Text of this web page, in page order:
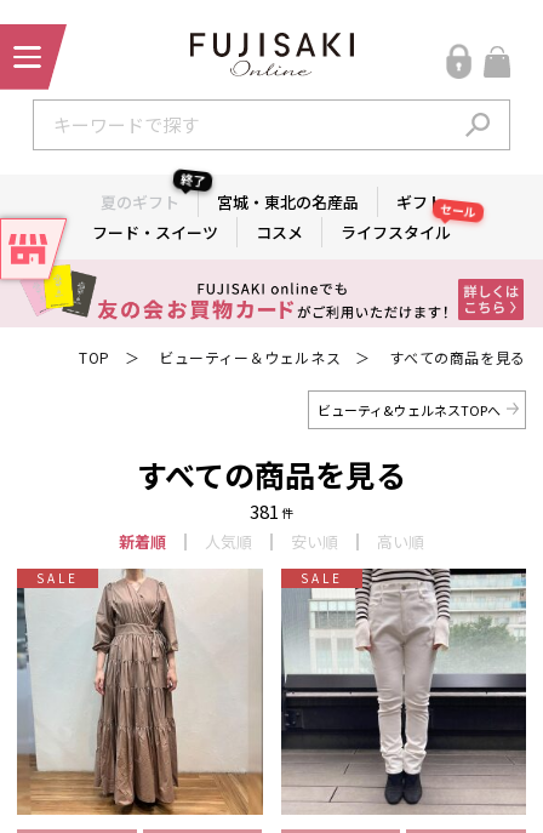
夏のギフト
終了
宮城・東北の名産品
ギフト
フード・スイーツ
コスメ ライフスタイル
セール
TOP ＞ ビューティー＆ウェルネス ＞ すべての商品を見る
ビューティ&ウェルネスTOPへ
すべての商品を見る
381 件
新着順 人気順 安い順 高い順
SALE SALE